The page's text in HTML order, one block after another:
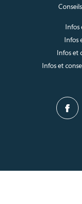
Infos
Infos
Infos et
Infos et